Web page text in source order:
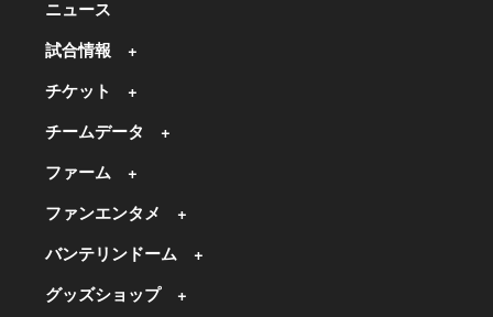
ニュース
試合情報
チケット
チームデータ
ファーム
ファンエンタメ
バンテリンドーム
グッズショップ